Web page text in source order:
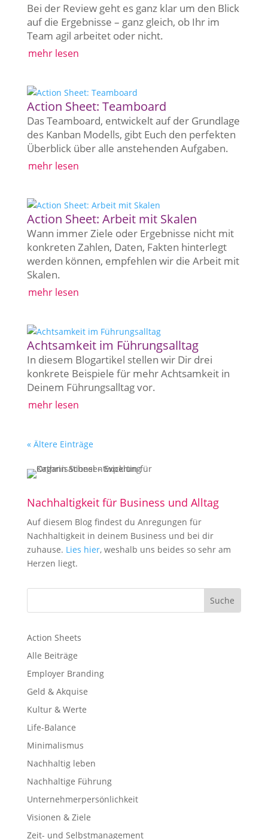
Bei der Review geht es ganz klar um den Blick
auf die Ergebnisse – ganz gleich, ob Ihr im
Team agil arbeitet oder nicht.
mehr lesen
Action Sheet: Teamboard
Das Teamboard, entwickelt auf der Grundlage
des Kanban Modells, gibt Euch den perfekten
Überblick über alle anstehenden Aufgaben.
mehr lesen
Action Sheet: Arbeit mit Skalen
Wann immer Ziele oder Ergebnisse nicht mit
konkreten Zahlen, Daten, Fakten hinterlegt
werden können, empfehlen wir die Arbeit mit
Skalen.
mehr lesen
Achtsamkeit im Führungsalltag
In diesem Blogartikel stellen wir Dir drei
konkrete Beispiele für mehr Achtsamkeit in
Deinem Führungsalltag vor.
mehr lesen
« Ältere Einträge
Nachhaltigkeit für Business und Alltag
Auf diesem Blog findest du Anregungen für
Nachhaltigkeit in deinem Business und bei dir
zuhause. Lies hier, weshalb uns beides so sehr am
Herzen liegt.
Action Sheets
Alle Beiträge
Employer Branding
Geld & Akquise
Kultur & Werte
Life-Balance
Minimalismus
Nachhaltig leben
Nachhaltige Führung
Unternehmerpersönlichkeit
Visionen & Ziele
Zeit- und Selbstmanagement